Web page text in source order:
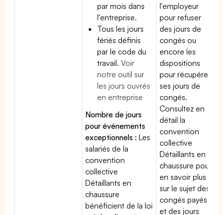
par mois dans
l'entreprise.
Tous les jours
fériés définis
par le code du
travail.Voir
notre outil sur
les jours ouvrés
en entreprise
Nombre de jours
pour événements
exceptionnels : Les
salariés de la
convention
collective
Détaillants en
chaussure
bénéficient de la loi
l'employeur
pour refuser
des jours de
congés ou
encore les
dispositions
pour récupérer
ses jours de
congés.
Consultez en
détail la
convention
collective
Détaillants en
chaussure pour
en savoir plus
sur le sujet des
congés payés
et des jours